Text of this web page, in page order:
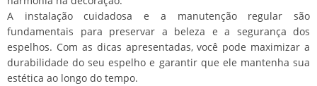
A instalação cuidadosa e a manutenção regular são
fundamentais para preservar a beleza e a segurança dos
espelhos. Com as dicas apresentadas, você pode maximizar a
durabilidade do seu espelho e garantir que ele mantenha sua
estética ao longo do tempo.